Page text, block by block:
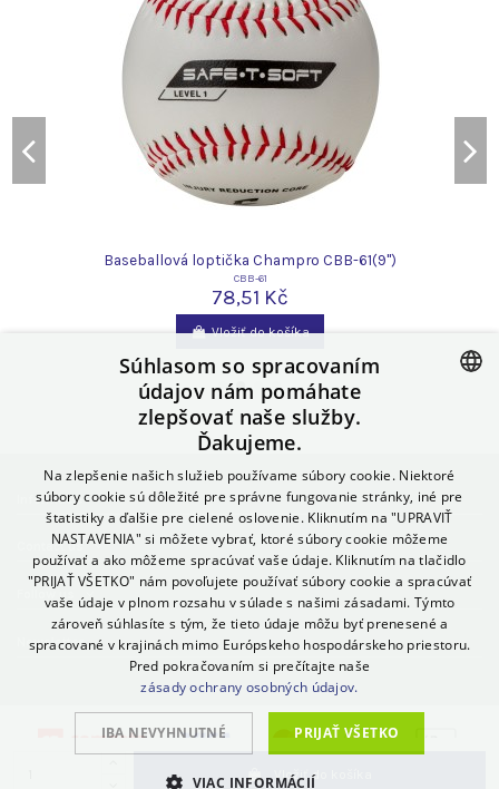
Vložiť do košíka
Baseballová loptička Champro CBB-61(9")
CBB-61
78,51 Kč
Vložiť do košíka
Informácie
Contact us
Follow us
Newsletter
© 2022 BASEBALL SHOP onlinehttps://baseball-shop.online/
POLISH
GERMAN
SPANISH
ITALIAN
HUNGARIAN
DANISH
Súhlasom so spracovaním
údajov nám pomáhate
zlepšovať naše služby.
Ďakujeme.
Na zlepšenie našich služieb používame súbory cookie. Niektoré
súbory cookie sú dôležité pre správne fungovanie stránky, iné pre
štatistiky a ďalšie pre cielené oslovenie. Kliknutím na "UPRAVIŤ
NASTAVENIA" si môžete vybrať, ktoré súbory cookie môžeme
používať a ako môžeme spracúvať vaše údaje. Kliknutím na tlačidlo
"PRIJAŤ VŠETKO" nám povoľujete používať súbory cookie a spracúvať
vaše údaje v plnom rozsahu v súlade s našimi zásadami. Týmto
zároveň súhlasíte s tým, že tieto údaje môžu byť prenesené a
spracované v krajinách mimo Európskeho hospodárskeho priestoru.
Pred pokračovaním si prečítajte naše
zásady ochrany osobných údajov.
PRIJAŤ VŠETKO
IBA NEVYHNUTNÉ
VIAC INFORMÁCIÍ